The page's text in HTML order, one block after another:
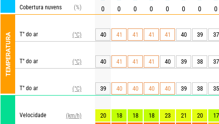
Cobertura nuvens
(%)
TEMPERATURA T° do ar (°C)
T° do ar (°C)
T° do ar (°C)
Velocidade
(km/h)
0
0 0 0 0 0 0 0
40 41 41 41 41 40 39 37
40 41 41 41 40 39 38 37
39 40 40 40 40 39 38 35
20 18 18 18 23 21 20
17